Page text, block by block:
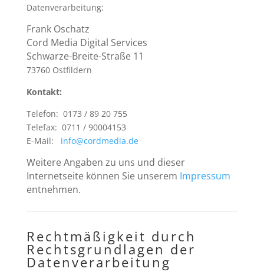
Datenverarbeitung:
Frank Oschatz
Cord Media Digital Services
Schwarze-Breite-Straße 11
73760 Ostfildern
Kontakt:
Telefon: 0173 / 89 20 755
Telefax: 0711 / 90004153
E-Mail: info@cordmedia.de
Weitere Angaben zu uns und dieser
Internetseite können Sie unserem Impressum
entnehmen.
Rechtmäßigkeit durch
Rechtsgrundlagen der
Datenverarbeitung